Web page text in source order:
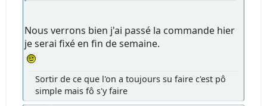
Nous verrons bien j'ai passé la commande hier
je serai fixé en fin de semaine.
Sortir de ce que l'on a toujours su faire c'est pô
simple mais fô s'y faire